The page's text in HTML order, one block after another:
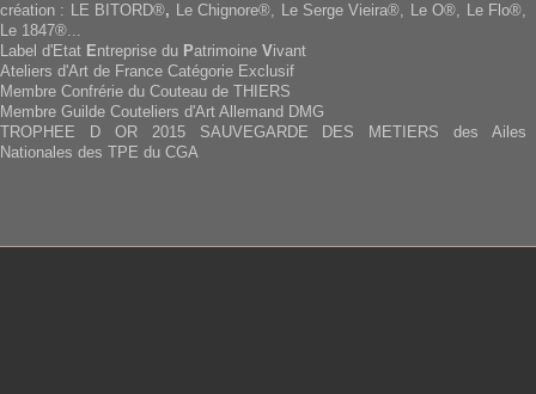
création : LE BITORD®, Le Chignore®, Le Serge Vieira®, Le O®, Le Flo®,
Le 1847®...
Label d'Etat Entreprise du Patrimoine Vivant
Ateliers d'Art de France Catégorie Exclusif
Membre Confrérie du Couteau de THIERS
Membre Guilde Couteliers d'Art Allemand DMG
TROPHEE D OR 2015 SAUVEGARDE DES METIERS des Ailes
Nationales des TPE du CGA